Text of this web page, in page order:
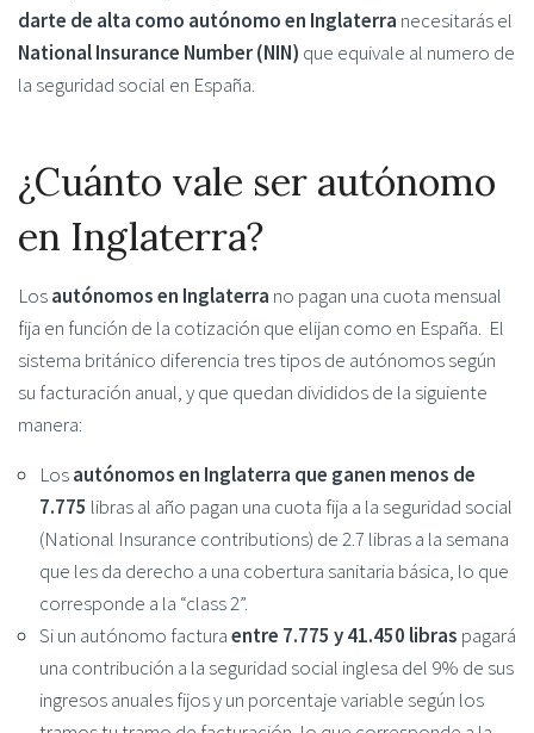
darte de alta como autónomo en Inglaterra necesitarás el
National Insurance Number (NIN) que equivale al numero de
la seguridad social en España.
¿Cuánto vale ser autónomo
en Inglaterra?
Losautónomos en Inglaterra no pagan una cuota mensual
fija en función de la cotización que elijan como en España. El
sistema británico diferencia tres tipos de autónomos según
su facturación anual, y que quedan divididos de la siguiente
manera:
Losautónomos en Inglaterra que ganen menos de
7.775 libras al año pagan una cuota fija a la seguridad social
(National Insurance contributions) de 2.7 libras a la semana
que les da derecho a una cobertura sanitaria básica, lo que
corresponde a la “class 2”.
Si un autónomo facturaentre 7.775 y 41.450 libras pagará
una contribución a la seguridad social inglesa del 9% de sus
ingresos anuales fijos y un porcentaje variable según los